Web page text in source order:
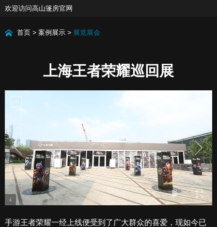
欢迎访问高山篷房官网
首页 > 案例展示 > 展览展会
上海王者荣耀巡回展
手游王者荣耀一经上线便受到了广大群众的喜爱，现如今已